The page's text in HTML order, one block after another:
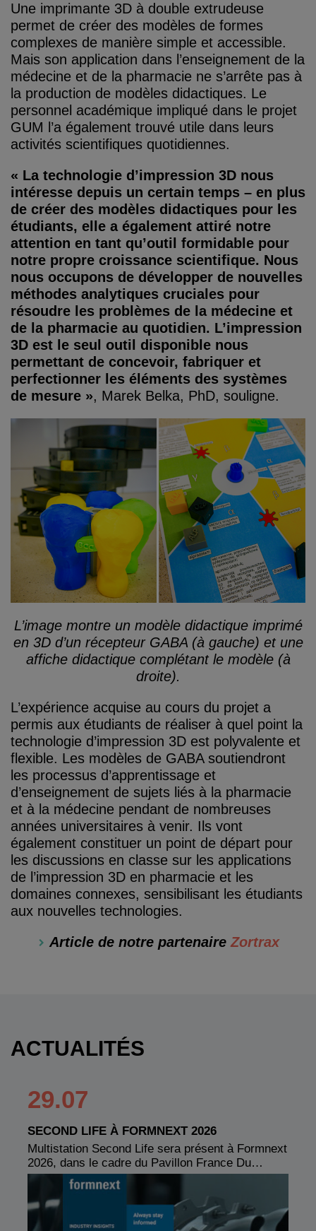
Une imprimante 3D à double extrudeuse
permet de créer des modèles de formes
complexes de manière simple et accessible.
Mais son application dans l’enseignement de la
médecine et de la pharmacie ne s’arrête pas à
la production de modèles didactiques. Le
personnel académique impliqué dans le projet
GUM l’a également trouvé utile dans leurs
activités scientifiques quotidiennes.
« La technologie d’impression 3D nous
intéresse depuis un certain temps – en plus
de créer des modèles didactiques pour les
étudiants, elle a également attiré notre
attention en tant qu’outil formidable pour
notre propre croissance scientifique. Nous
nous occupons de développer de nouvelles
méthodes analytiques cruciales pour
résoudre les problèmes de la médecine et
de la pharmacie au quotidien. L’impression
3D est le seul outil disponible nous
permettant de concevoir, fabriquer et
perfectionner les éléments des systèmes
de mesure », Marek Belka, PhD, souligne.
L’image montre un modèle didactique imprimé
en 3D d’un récepteur GABA (à gauche) et une
affiche didactique complétant le modèle (à
droite).
L’expérience acquise au cours du projet a
permis aux étudiants de réaliser à quel point la
technologie d’impression 3D est polyvalente et
flexible. Les modèles de GABA soutiendront
les processus d’apprentissage et
d’enseignement de sujets liés à la pharmacie
et à la médecine pendant de nombreuses
années universitaires à venir. Ils vont
également constituer un point de départ pour
les discussions en classe sur les applications
de l’impression 3D en pharmacie et les
domaines connexes, sensibilisant les étudiants
aux nouvelles technologies.
Article de notre partenaire Zortrax
ACTUALITÉS
29.07
SECOND LIFE À FORMNEXT 2026
Multistation Second Life sera présent à Formnext
2026, dans le cadre du Pavillon France Du…